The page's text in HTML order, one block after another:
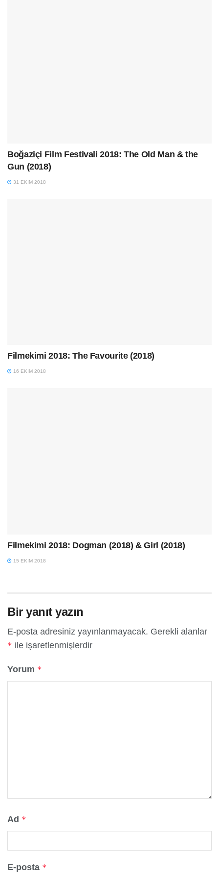
Boğaziçi Film Festivali 2018: The Old Man & the
Gun (2018)
31 EKIM 2018
Filmekimi 2018: The Favourite (2018)
16 EKIM 2018
Filmekimi 2018: Dogman (2018) & Girl (2018)
15 EKIM 2018
Bir yanıt yazın
E-posta adresiniz yayınlanmayacak. Gerekli alanlar
* ile işaretlenmişlerdir
Yorum *
Ad *
E-posta *